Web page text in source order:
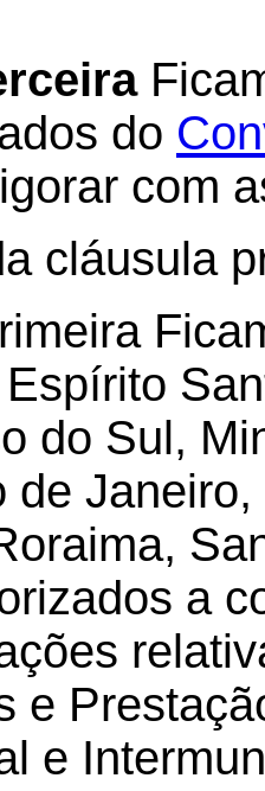
do
com
cláusula
do Sul,
de
a
e
e